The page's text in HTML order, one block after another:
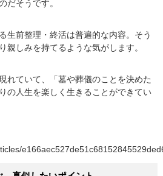
だそうです。
生前整理・終活は普遍的な内容。そう
親しみを持てるような気がします。
れていて、「墓や葬儀のことを決めた
の人生を楽しく生きることができてい